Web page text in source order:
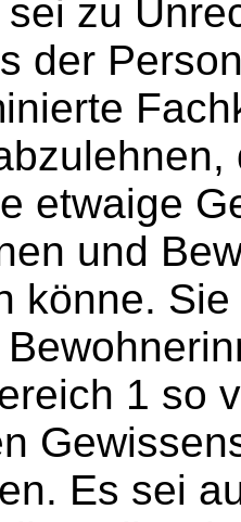
zu
der
etwaige
und
könne.
1 so
Es sei